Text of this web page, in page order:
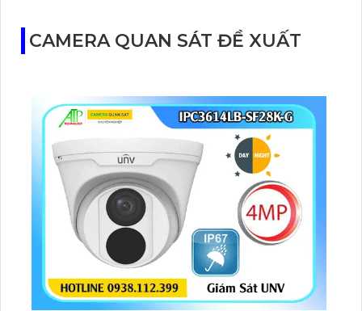
CAMERA QUAN SÁT ĐỀ XUẤT